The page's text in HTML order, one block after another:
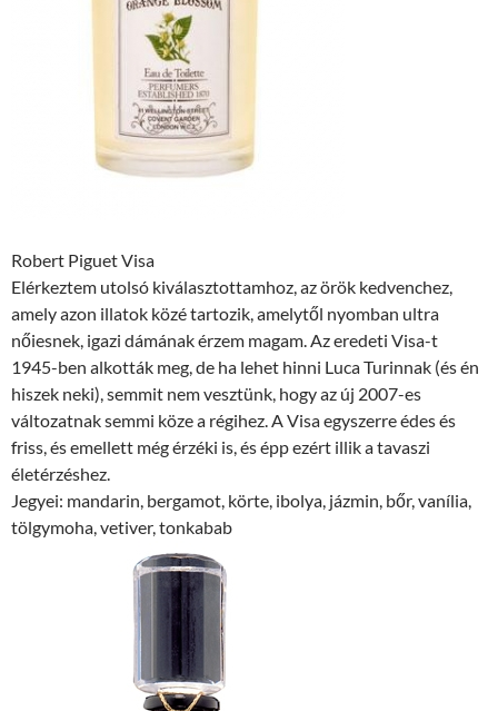
Robert Piguet Visa
Elérkeztem utolsó kiválasztottamhoz, az örök kedvenchez,
amely azon illatok közé tartozik, amelytől nyomban ultra
nőiesnek, igazi dámának érzem magam. Az eredeti Visa-t
1945-ben alkották meg, de ha lehet hinni Luca Turinnak (és én
hiszek neki), semmit nem vesztünk, hogy az új 2007-es
változatnak semmi köze a régihez. A Visa egyszerre édes és
friss, és emellett még érzéki is, és épp ezért illik a tavaszi
életérzéshez.
Jegyei: mandarin, bergamot, körte, ibolya, jázmin, bőr, vanília,
tölgymoha, vetiver, tonkabab